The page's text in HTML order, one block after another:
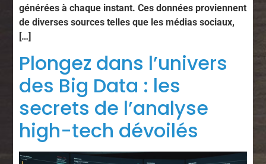
générées à chaque instant. Ces données proviennent
de diverses sources telles que les médias sociaux,
[…]
Plongez dans l’univers
des Big Data : les
secrets de l’analyse
high-tech dévoilés